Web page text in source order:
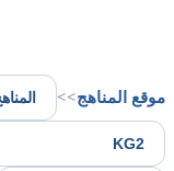
موقع المناهج>>